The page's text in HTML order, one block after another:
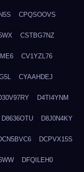
CPQSOOVS
CSTBG7NZ
CV1YZL76
CYAAHDEJ
D4TI4YNM
D8636OTU D8J0N4KY
DCPVX15S
DFQILEH0